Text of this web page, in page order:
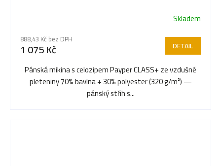
Skladem
888,43 Kč bez DPH
1 075 Kč DETAIL
Pánská mikina s celozipem Payper CLASS+ ze vzdušné
pleteniny 70% bavlna + 30% polyester (320 g/m²) —
pánský střih s...